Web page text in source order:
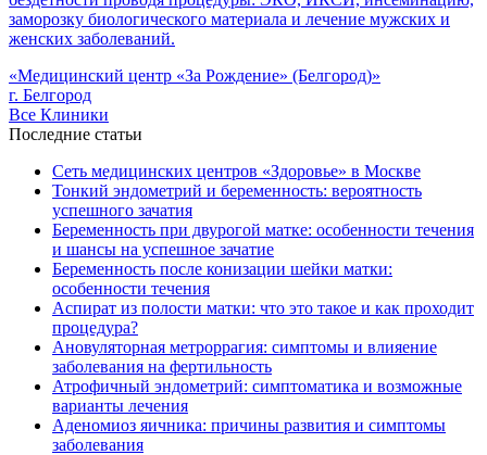
заморозку биологического материала и лечение мужских и
женских заболеваний.
«Медицинский центр «За Рождение» (Белгород)»
г. Белгород
Все Клиники
Последние статьи
Сеть медицинских центров «Здоровье» в Москве
Тонкий эндометрий и беременность: вероятность
успешного зачатия
Беременность при двурогой матке: особенности течения
и шансы на успешное зачатие
Беременность после конизации шейки матки:
особенности течения
Аспират из полости матки: что это такое и как проходит
процедура?
Ановуляторная метроррагия: симптомы и влияение
заболевания на фертильность
Атрофичный эндометрий: симптоматика и возможные
варианты лечения
Аденомиоз яичника: причины развития и симптомы
заболевания